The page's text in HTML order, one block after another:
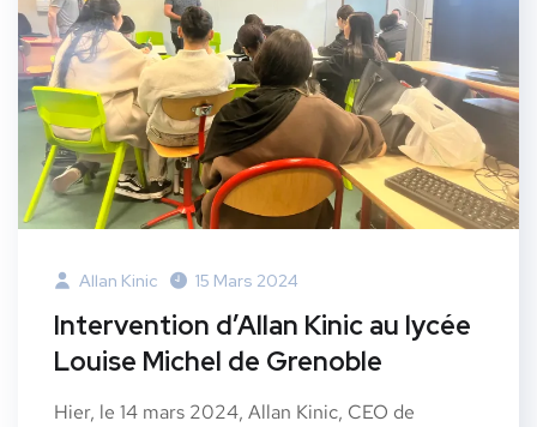
Allan Kinic 15 Mars 2024
Intervention d’Allan Kinic au lycée
Louise Michel de Grenoble
Hier, le 14 mars 2024, Allan Kinic, CEO de